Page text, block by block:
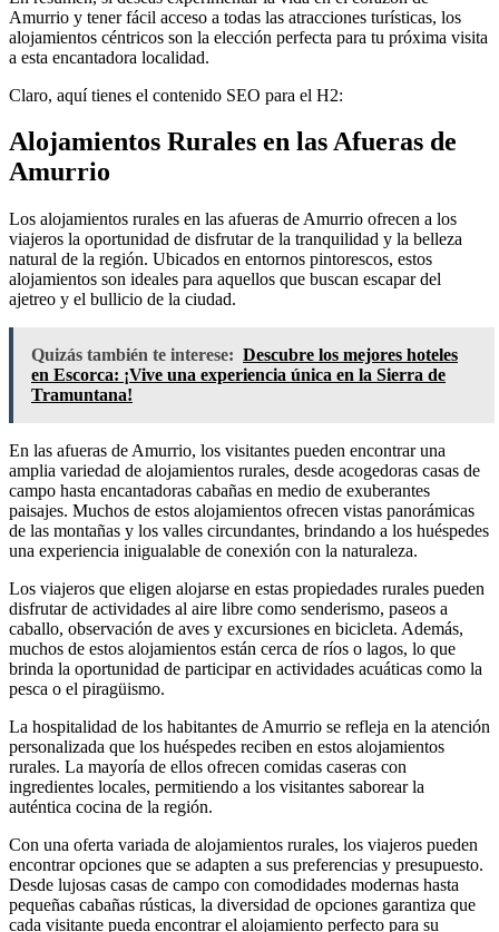
Amurrio y tener fácil acceso a todas las atracciones turísticas, los
alojamientos céntricos son la elección perfecta para tu próxima visita
a esta encantadora localidad.
Claro, aquí tienes el contenido SEO para el H2:
Alojamientos Rurales en las Afueras de
Amurrio
Los alojamientos rurales en las afueras de Amurrio ofrecen a los
viajeros la oportunidad de disfrutar de la tranquilidad y la belleza
natural de la región. Ubicados en entornos pintorescos, estos
alojamientos son ideales para aquellos que buscan escapar del
ajetreo y el bullicio de la ciudad.
Quizás también te interese: Descubre los mejores hoteles
en Escorca: ¡Vive una experiencia única en la Sierra de
Tramuntana!
En las afueras de Amurrio, los visitantes pueden encontrar una
amplia variedad de alojamientos rurales, desde acogedoras casas de
campo hasta encantadoras cabañas en medio de exuberantes
paisajes. Muchos de estos alojamientos ofrecen vistas panorámicas
de las montañas y los valles circundantes, brindando a los huéspedes
una experiencia inigualable de conexión con la naturaleza.
Los viajeros que eligen alojarse en estas propiedades rurales pueden
disfrutar de actividades al aire libre como senderismo, paseos a
caballo, observación de aves y excursiones en bicicleta. Además,
muchos de estos alojamientos están cerca de ríos o lagos, lo que
brinda la oportunidad de participar en actividades acuáticas como la
pesca o el piragüismo.
La hospitalidad de los habitantes de Amurrio se refleja en la atención
personalizada que los huéspedes reciben en estos alojamientos
rurales. La mayoría de ellos ofrecen comidas caseras con
ingredientes locales, permitiendo a los visitantes saborear la
auténtica cocina de la región.
Con una oferta variada de alojamientos rurales, los viajeros pueden
encontrar opciones que se adapten a sus preferencias y presupuesto.
Desde lujosas casas de campo con comodidades modernas hasta
pequeñas cabañas rústicas, la diversidad de opciones garantiza que
cada visitante pueda encontrar el alojamiento perfecto para su